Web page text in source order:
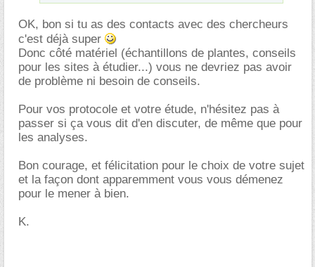
OK, bon si tu as des contacts avec des chercheurs
c'est déjà super
Donc côté matériel (échantillons de plantes, conseils
pour les sites à étudier...) vous ne devriez pas avoir
de problème ni besoin de conseils.
Pour vos protocole et votre étude, n'hésitez pas à
passer si ça vous dit d'en discuter, de même que pour
les analyses.
Bon courage, et félicitation pour le choix de votre sujet
et la façon dont apparemment vous vous démenez
pour le mener à bien.
K.